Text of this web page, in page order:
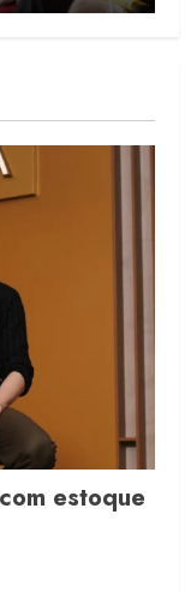
digital na
estoque